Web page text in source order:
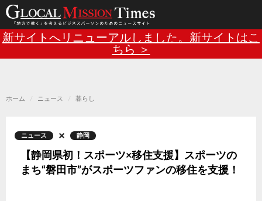
メ
イ
ン
移
動
Main
新サイトへリニューアルしました。新サイトはこ
ちら ＞
ホーム ニュース 暮らし
ニュース 静岡
【静岡県初！スポーツ×移住支援】スポーツの
まち“磐田市”がスポーツファンの移住を支援！